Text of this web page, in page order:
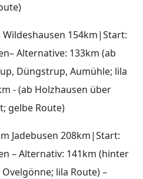
Wildeshausen 154km|Start:
Alternative: 133km (ab
Düngstrup, Aumühle; lila
- (ab Holzhausen über
gelbe Route)
Jadebusen 208km|Start:
– Alternativ: 141km (hinter
lila Route) –